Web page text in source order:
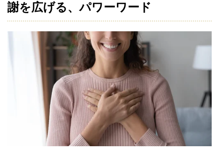
謝を広げる、パワーワード